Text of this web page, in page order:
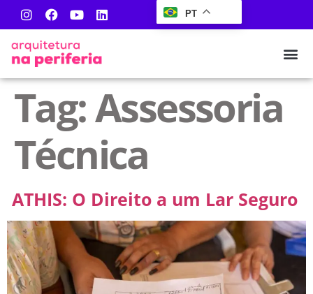
PT
Tag:Assessoria
Técnica
ATHIS: O Direito a um Lar Seguro